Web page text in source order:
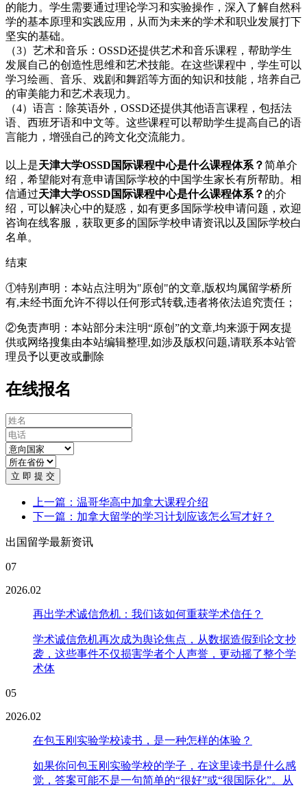
的能力。学生需要通过理论学习和实验操作，深入了解自然科
学的基本原理和实践应用，从而为未来的学术和职业发展打下
坚实的基础。
（3）艺术和音乐：OSSD还提供艺术和音乐课程，帮助学生
发展自己的创造性思维和艺术技能。在这些课程中，学生可以
学习绘画、音乐、戏剧和舞蹈等方面的知识和技能，培养自己
的审美能力和艺术表现力。
（4）语言：除英语外，OSSD还提供其他语言课程，包括法
语、西班牙语和中文等。这些课程可以帮助学生提高自己的语
言能力，增强自己的跨文化交流能力。
以上是天津大学OSSD国际课程中心是什么课程体系？简单介
绍，希望能对有意申请国际学校的中国学生家长有所帮助。相
信通过天津大学OSSD国际课程中心是什么课程体系？ 的介
绍，可以解决心中的疑惑，如有更多国际学校申请问题，欢迎
咨询在线客服 ，获取更多的国际学校申请资讯以及国际学校白
名单。
结束
①特别声明：本站点注明为"原创"的文章,版权均属留学桥所
有,未经书面允许不得以任何形式转载,违者将依法追究责任；
②免责声明：本站部分未注明“原创”的文章,均来源于网友提
供或网络搜集由本站编辑整理,如涉及版权问题,请联系本站管
理员予以更改或删除
在线报名
立 即 提 交
上一篇：温哥华高中加拿大课程介绍
下一篇：加拿大留学的学习计划应该怎么写才好？
出国留学最新资讯
07
2026.02
再出学术诚信危机：我们该如何重获学术信任？
学术诚信危机再次成为舆论焦点，从数据造假到论文抄
袭，这些事件不仅损害学者个人声誉，更动摇了整个学
术体
05
2026.02
在包玉刚实验学校读书，是一种怎样的体验？
如果你问包玉刚实验学校的学子，在这里读书是什么感
觉，答案可能不是一句简单的“很好”或“很国际化”。从